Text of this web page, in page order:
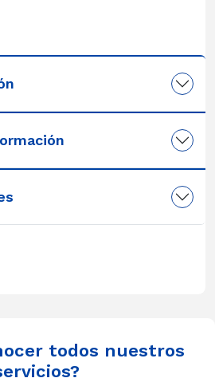
todos nuestros